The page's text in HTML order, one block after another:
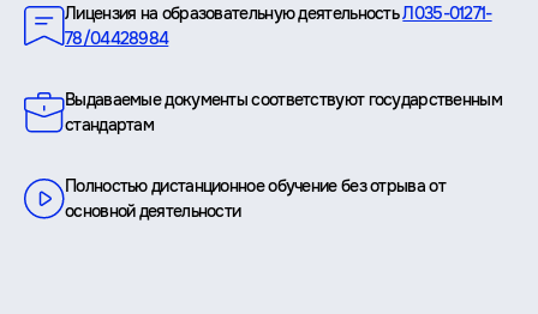
Лицензия на образовательную деятельностьЛ035-01271-
78/04428984
Выдаваемые документы соответствуют государственным
стандартам
Полностью дистанционное обучение без отрыва от
основной деятельности